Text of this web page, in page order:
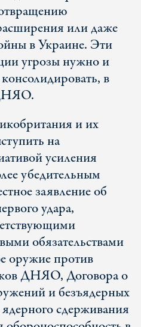
или даже
в Украине. Эти
угрозы нужно и
в
и их
на
усиления
убедительным
заявление об
удара,
обязательствами
оружие против
ДНЯО, Договора о
и безъядерных
сдерживания